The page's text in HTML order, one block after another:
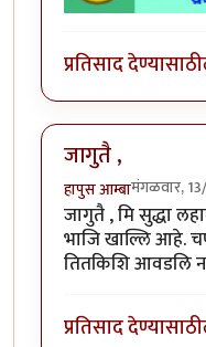
प्रतिसाद देण्यासाठी
जागुतै ,
हापुस आम्बामंगळवार,
जागुतै , मि सुद्धा
भाजि खाल्लि आहे.
तितकिशि आवडलि
प्रतिसाद देण्यासाठी